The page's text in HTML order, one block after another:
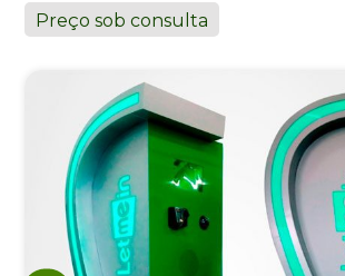
Preço sob consulta
Eu concordo em receber
A nossa empresa está comprometida a
sua privacidade, utilizaremos seus dados
de marketing. Você pode alterar suas
qualquer momento.